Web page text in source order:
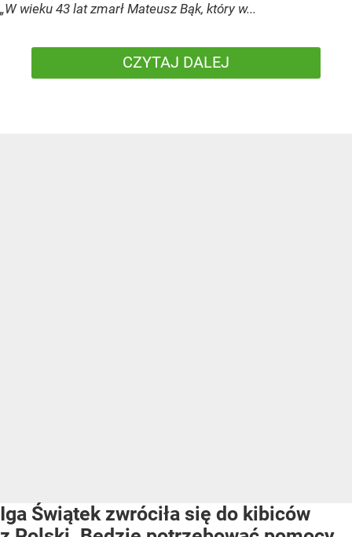
„W wieku 43 lat zmarł Mateusz Bąk, który w...
CZYTAJ DALEJ
Iga Świątek zwróciła się do kibiców